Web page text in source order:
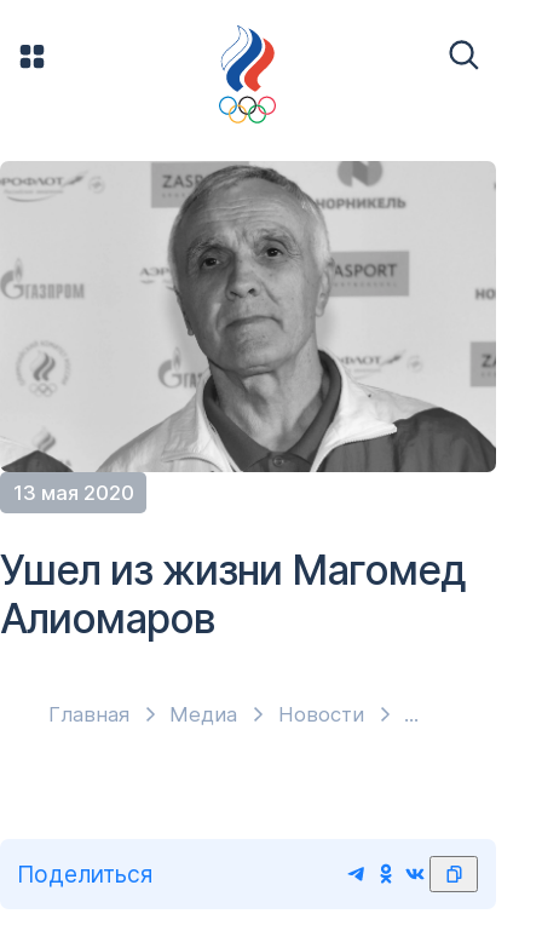
13 мая 2020
Главная Медиа Новости
Ушел из жизни Магомед
Алиомаров
Поделиться